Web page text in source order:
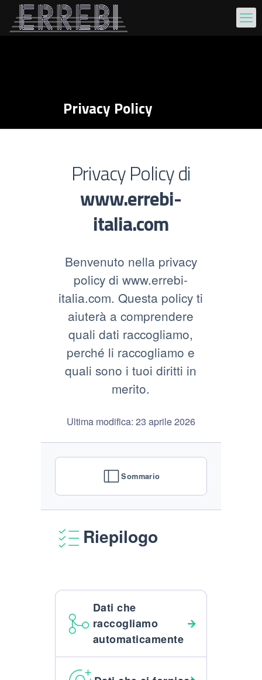
Privacy Policy
Privacy Policy di
www.errebi-
italia.com
Benvenuto nella privacy
policy di www.errebi-
italia.com. Questa policy ti
aiuterà a comprendere
quali dati raccogliamo,
perché li raccogliamo e
quali sono i tuoi diritti in
merito.
Ultima modifica: 23 aprile 2026
Sommario
Riepilogo
Dati che
raccogliamo
automaticamente